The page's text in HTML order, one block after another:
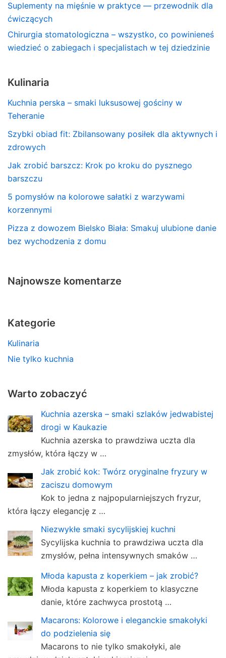
Suplementy na mięśnie w praktyce — przewodnik dla
ćwiczących
Chirurgia stomatologiczna – wszystko, co powinieneś
wiedzieć o zabiegach i specjalistach w tej dziedzinie
Kulinaria
Kuchnia perska – smaki luksusowej gościny w
Teheranie
Szybki obiad fit: Zbilansowany posiłek dla aktywnych i
zdrowych
Jak zrobić barszcz: Krok po kroku do pysznego
barszczu
5 pomysłów na kolorowe sałatki z warzywami
korzennymi
Pizza z dowozem Bielsko Biała: Smakuj ulubione danie
bez wychodzenia z domu
Najnowsze komentarze
Kategorie
Kulinaria
Nie tylko kuchnia
Warto zobaczyć
Kuchnia azerska – smaki szlaków jedwabistej
drogi w Kaukazie
Kuchnia azerska to prawdziwa uczta dla
zmysłów, która łączy w …
Jak zrobić kok: Twórz oryginalne fryzury w
zaciszu domowym
Kok to jedna z najpopularniejszych fryzur,
która łączy elegancję z …
Niezwykłe smaki sycylijskiej kuchni
Sycylijska kuchnia to prawdziwa uczta dla
zmysłów, pełna intensywnych smaków …
Młoda kapusta z koperkiem – jak zrobić?
Młoda kapusta z koperkiem to klasyczne
danie, które zachwyca prostotą …
Macarons: Kolorowe i eleganckie smakołyki
do podzielenia się
Macarons to nie tylko smakołyki, ale